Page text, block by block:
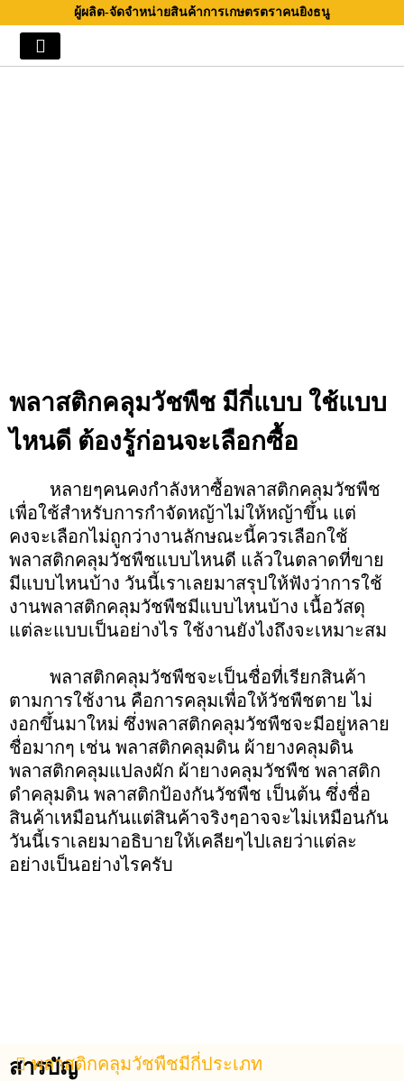
content
ผู้ผลิต-จัดจำหน่ายสินค้าการเกษตรตราคนยิงธนู
พลาสติกคลุมวัชพืช มีกี่แบบ ใช้แบบ
ไหนดี ต้องรู้ก่อนจะเลือกซื้อ
หลายๆคนคงกำลังหาซื้อพลาสติกคลุมวัชพืช
เพื่อใช้สำหรับการกำจัดหญ้าไม่ให้หญ้าขึ้น แต่
คงจะเลือกไม่ถูกว่างานลักษณะนี้ควรเลือกใช้
พลาสติกคลุมวัชพืชแบบไหนดี แล้วในตลาดที่ขาย
มีแบบไหนบ้าง วันนี้เราเลยมาสรุปให้ฟังว่าการใช้
งานพลาสติกคลุมวัชพืชมีแบบไหนบ้าง เนื้อวัสดุ
แต่ละแบบเป็นอย่างไร ใช้งานยังไงถึงจะเหมาะสม
พลาสติกคลุมวัชพืชจะเป็นชื่อที่เรียกสินค้า
ตามการใช้งาน คือการคลุมเพื่อให้วัชพืชตาย ไม่
งอกขึ้นมาใหม่ ซึ่งพลาสติกคลุมวัชพืชจะมีอยู่หลาย
ชื่อมากๆ เช่น พลาสติกคลุมดิน ผ้ายางคลุมดิน
พลาสติกคลุมแปลงผัก ผ้ายางคลุมวัชพืช พลาสติก
ดำคลุมดิน พลาสติกป้องกันวัชพืช เป็นต้น ซึ่งชื่อ
สินค้าเหมือนกันแต่สินค้าจริงๆอาจจะไม่เหมือนกัน
วันนี้เราเลยมาอธิบายให้เคลียๆไปเลยว่าแต่ละ
อย่างเป็นอย่างไรครับ
สารบัญ
พลาสติกคลุมวัชพืชมีกี่ประเภท